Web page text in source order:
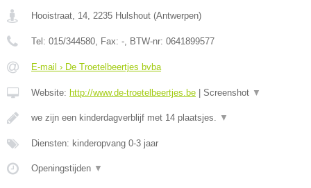
Hooistraat, 14, 2235 Hulshout (Antwerpen)
Tel: 015/344580, Fax: -, BTW-nr: 0641899577
E-mail › De Troetelbeertjes bvba
Website: http://www.de-troetelbeertjes.be Screenshot ▼
we zijn een kinderdagverblijf met 14 plaatsjes. ▼
Diensten: kinderopvang 0-3 jaar
Openingstijden ▼